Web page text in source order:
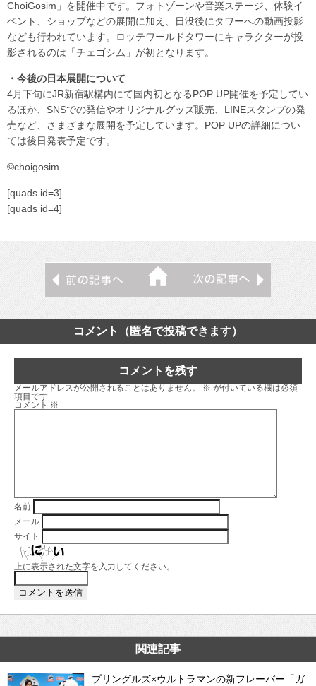
ChoiGosim」を開催中です。フォトゾーンや音楽ステージ、体験イ
ベント、ショップなどの展開に加え、日没後にタワーへの動画投影
なども行われています。ロッテワールドタワーにキャラクターが投
影されるのは「チェゴシム」が初となります。
・今後の日本展開について
4月下旬にJR新宿駅構内にて国内初となるPOP UP開催を予定してい
るほか、SNSでの発信やオリジナルグッズ販売、LINEスタンプの発
売など、さまざまな展開を予定しています。POP UPの詳細につい
ては後日発表予定です。
©︎choigosim
[quads id=3]
[quads id=4]
コメント（匿名で投稿できます）
コメントを残す
メールアドレスが公開されることはありません。 ※ が付いている欄は必須
項目です
コメント ※
名前
メール
サイト
上に表示された文字を入力してください。
関連記事
プリングルズ×ウルトラマンの新フレーバー「ガ